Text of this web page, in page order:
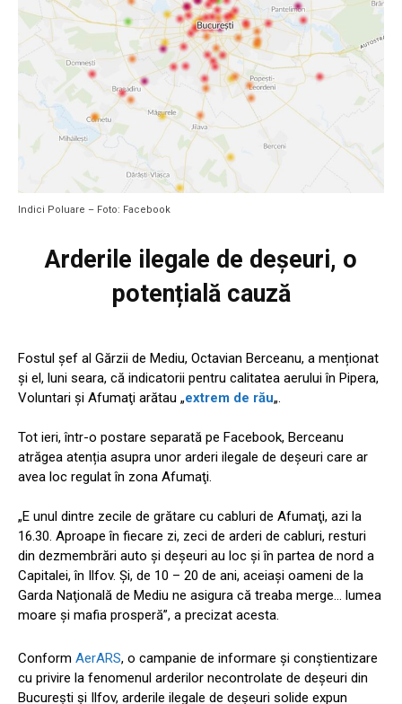
Indici Poluare – Foto: Facebook
Arderile ilegale de deșeuri, o
potențială cauză
Fostul şef al Gărzii de Mediu, Octavian Berceanu, a menționat
și el, luni seara, că indicatorii pentru calitatea aerului în Pipera,
Voluntari şi Afumaţi arătau „extrem de rău„.
Tot ieri, într-o postare separată pe Facebook, Berceanu
atrăgea atenția asupra unor arderi ilegale de deșeuri care ar
avea loc regulat în zona Afumaţi.
„E unul dintre zecile de grătare cu cabluri de Afumaţi, azi la
16.30. Aproape în fiecare zi, zeci de arderi de cabluri, resturi
din dezmembrări auto şi deşeuri au loc şi în partea de nord a
Capitalei, în Ilfov. Şi, de 10 – 20 de ani, aceiaşi oameni de la
Garda Naţională de Mediu ne asigura că treaba merge… lumea
moare şi mafia prosperă”, a precizat acesta.
Conform AerARS, o campanie de informare și conștientizare
cu privire la fenomenul arderilor necontrolate de deșeuri din
București și Ilfov, arderile ilegale de deșeuri solide expun